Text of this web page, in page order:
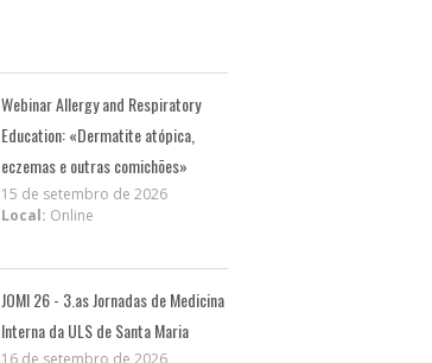
Webinar Allergy and Respiratory
Education: «Dermatite atópica,
eczemas e outras comichões»
15 de setembro de 2026
Local: Online
JOMI 26 - 3.as Jornadas de Medicina
Interna da ULS de Santa Maria